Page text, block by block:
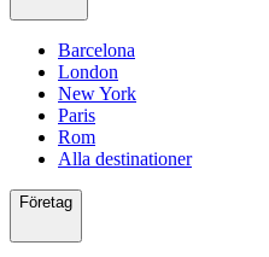
Barcelona
London
New York
Paris
Rom
Alla destinationer
Företag